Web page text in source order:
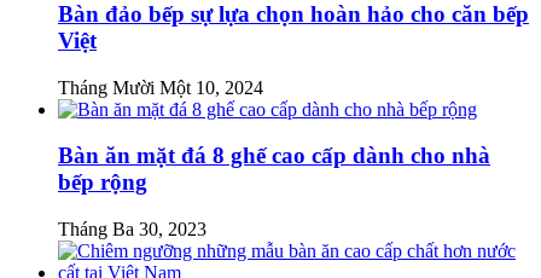
Bàn đảo bếp sự lựa chọn hoàn hảo cho căn bếp
Việt
Tháng Mười Một 10, 2024
Bàn ăn mặt đá 8 ghế cao cấp dành cho nhà
bếp rộng
Tháng Ba 30, 2023